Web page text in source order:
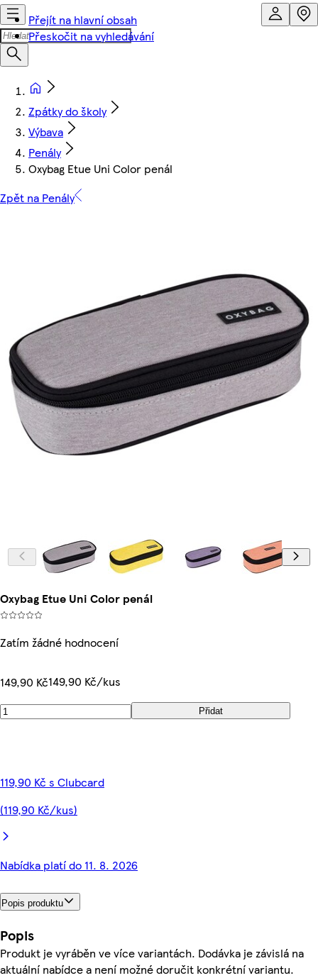
Přejít na hlavní obsah
Přeskočit na vyhledávání
Zpátky do školy
Výbava
Penály
Oxybag Etue Uni Color penál
Zpět na Penály
Oxybag Etue Uni Color penál
Zatím žádné hodnocení
149,90 Kč149,90 Kč/kus
Přidat
119,90 Kč s Clubcard
(119,90 Kč/kus)
Nabídka platí do 11. 8. 2026
Popis produktu
Popis
Produkt je vyráběn ve více variantách. Dodávka je závislá na
aktuální nabídce a není možné doručit konkrétní variantu.